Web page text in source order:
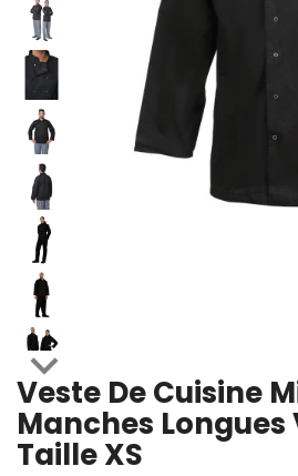

Veste De Cuisine
Manches Longues
Taille XS